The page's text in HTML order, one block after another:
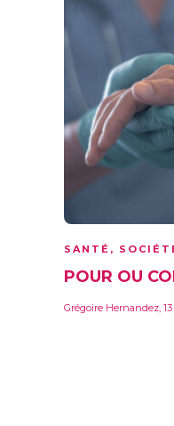
SANTÉ ,
POUR OU
Grégoire Hernandez,